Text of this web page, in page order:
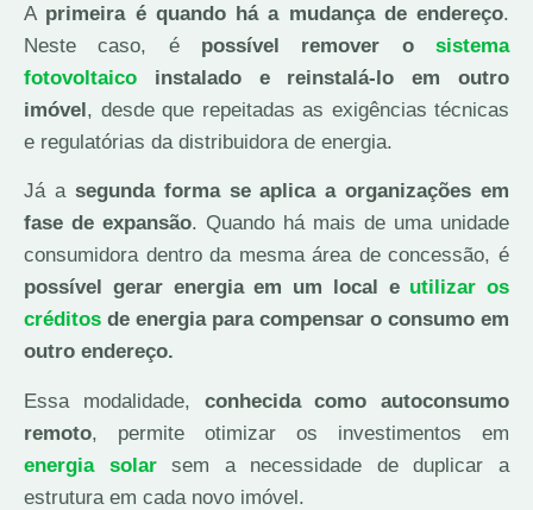
A primeira é quando há a mudança de endereço.
Neste caso, é possível remover o sistema
fotovoltaico instalado e reinstalá-lo em outro
imóvel, desde que repeitadas as exigências técnicas
e regulatórias da distribuidora de energia.
Já a segunda forma se aplica a organizações em
fase de expansão. Quando há mais de uma unidade
consumidora dentro da mesma área de concessão, é
possível gerar energia em um local e utilizar os
créditos de energia para compensar o consumo em
outro endereço.
Essa modalidade, conhecida como autoconsumo
remoto, permite otimizar os investimentos em
energia solarsem a necessidade de duplicar a
estrutura em cada novo imóvel.